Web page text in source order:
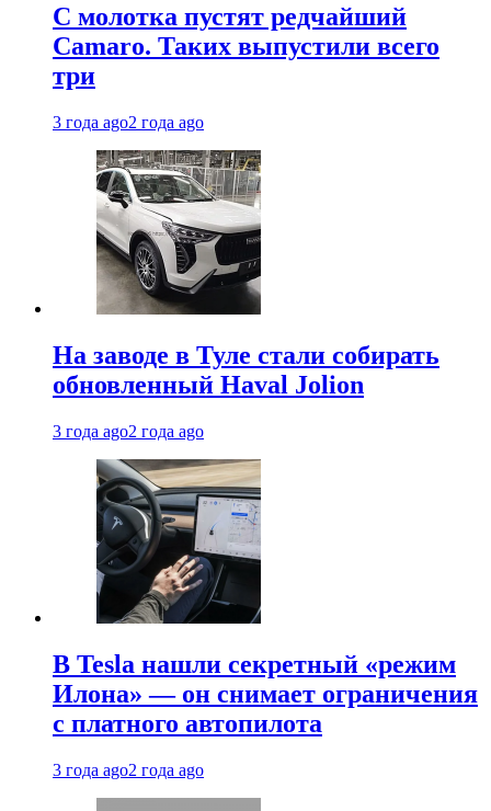
С молотка пустят редчайший
Camaro. Таких выпустили всего
три
3 года ago2 года ago
На заводе в Туле стали собирать
обновленный Haval Jolion
3 года ago2 года ago
В Tesla нашли секретный «режим
Илона» — он снимает ограничения
с платного автопилота
3 года ago2 года ago